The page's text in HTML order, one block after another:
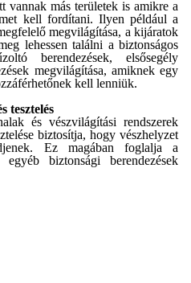
vannak más területek is amikre a
kell fordítani. Ilyen például a
megvilágítása, a kijáratok
lehessen találni a biztonságos
berendezések, elsősegély
megvilágítása, amiknek egy
kell lenniük.
tesztelés
és vészvilágítási rendszerek
biztosítja, hogy vészhelyzet
Ez magában foglalja a
biztonsági berendezések